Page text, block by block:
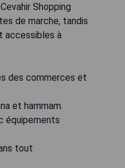
Shopping
de marche, tandis
accessibles à
des commerces et
et hammam.
équipements
tout